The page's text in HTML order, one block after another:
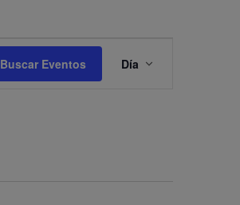
Buscar Eventos de
Día